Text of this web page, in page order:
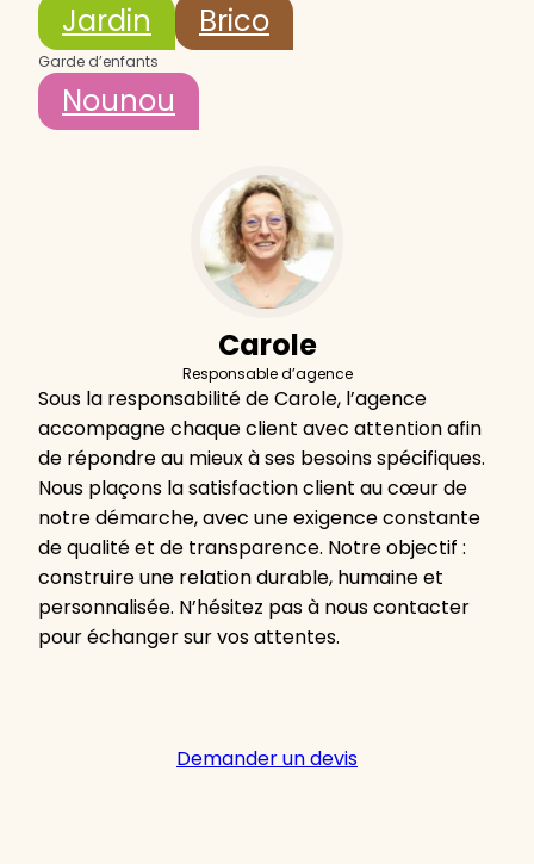
Jardin
Brico
Garde d’enfants
Nounou
Carole
Responsable d’agence
Sous la responsabilité de Carole, l’agence
accompagne chaque client avec attention afin
de répondre au mieux à ses besoins spécifiques.
Nous plaçons la satisfaction client au cœur de
notre démarche, avec une exigence constante
de qualité et de transparence. Notre objectif :
construire une relation durable, humaine et
personnalisée. N’hésitez pas à nous contacter
pour échanger sur vos attentes.
Demander un devis